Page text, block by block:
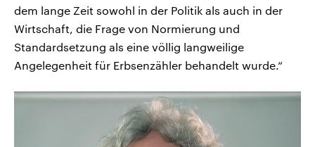
dem lange Zeit sowohl in der Politik als auch in der
Wirtschaft, die Frage von Normierung und
Standardsetzung als eine völlig langweilige
Angelegenheit für Erbsenzähler behandelt wurde.“